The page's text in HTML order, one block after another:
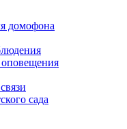
домофона
сада